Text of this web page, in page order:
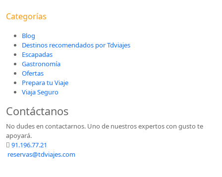
Categorías
Blog
Destinos recomendados por Tdviajes
Escapadas
Gastronomía
Ofertas
Prepara tu Viaje
Viaja Seguro
Contáctanos
No dudes en contactarnos. Uno de nuestros expertos con gusto te
apoyará.
91.196.77.21
reservas@tdviajes.com